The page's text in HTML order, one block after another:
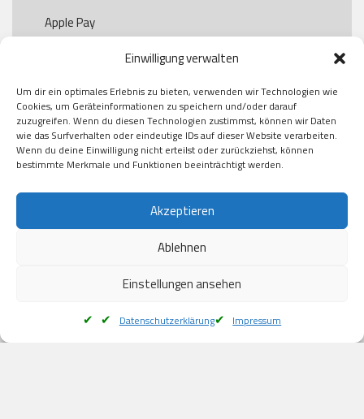
Einwilligung verwalten
Um dir ein optimales Erlebnis zu bieten, verwenden wir Technologien wie
Cookies, um Geräteinformationen zu speichern und/oder darauf
zuzugreifen. Wenn du diesen Technologien zustimmst, können wir Daten
wie das Surfverhalten oder eindeutige IDs auf dieser Website verarbeiten.
Wenn du deine Einwilligung nicht erteilst oder zurückziehst, können
bestimmte Merkmale und Funktionen beeinträchtigt werden.
Akzeptieren
Ablehnen
Einstellungen ansehen
Datenschutzerklärung Impressum
Apple Pay
Paypal
Kauf auf Rechung
Klarna
American Express